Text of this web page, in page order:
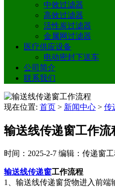
中效过滤器
高效过滤器
活性炭过滤器
金属网过滤器
医疗供应设备
电动密封下送车
公司简介
联系我们
现在位置: 首页 > 新闻中心 > 传
输送线传递窗工作流
时间：2025-2-7 编辑：传递窗
输送线传递窗工作流程
1、输送线传递窗货物进入前